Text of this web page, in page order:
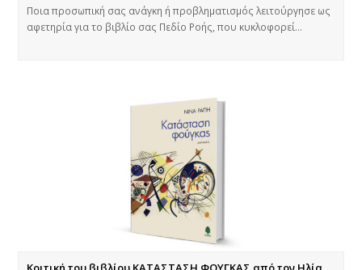
Ποια προσωπική σας ανάγκη ή προβληματισμός λειτούργησε ως
αφετηρία για το βιβλίο σας Πεδίο Ροής, που κυκλοφορεί…